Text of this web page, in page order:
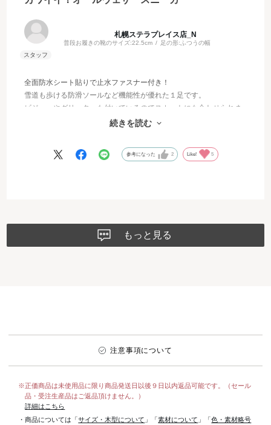
札幌ステラプレイス店_N
普段お履きの靴のサイズ:22.5cm 足の形:ふつうの幅
全面防水シート貼りで止水ファスナー付き！
雪道も歩ける防滑ソールなど機能性が優れた１足です。
ビジューやグリッターも付いているのでスカートにも合わせられま
続きを読む
参考になった 2 Like! 5
もっと見る
注意事項について
※正価商品は未使用品に限り商品発送日以後９日以内返品可能です。（セール
品・受注生産品はご返品頂けません。）
詳細はこちら
・商品については「サイズ・木型について 」「素材について 」「色・素材略号